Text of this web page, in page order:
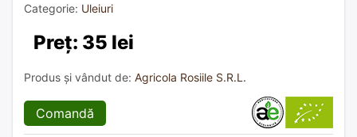
Categorie: Uleiuri
Preț: 35 lei
Produs și vândut de: Agricola Rosiile S.R.L.
Comandă